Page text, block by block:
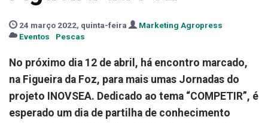
24 março 2022, quinta-feira
Marketing Agropress
Eventos
Pescas
No próximo dia 12 de abril, há encontro marcado,
na Figueira da Foz, para mais umas Jornadas do
projeto INOVSEA. Dedicado ao tema “COMPETIR”, é
esperado um dia de partilha de conhecimento